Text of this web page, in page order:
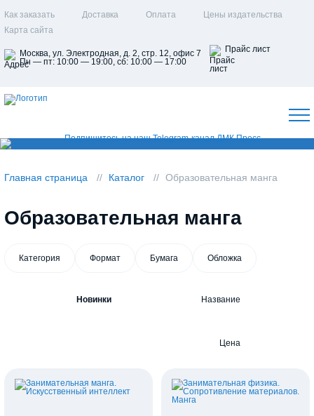
Как заказать Доставка Оплата
Цены издательства
Карта сайта
Москва, ул. Электродная, д. 2, стр. 12, офис 7
Пн — пт: 10:00 — 19:00, сб: 10:00 — 17:00
Прайс лист
Главная страница Каталог Образовательная манга
Образовательная манга
Категория Формат Бумага Обложка
Новинки Название
Цена